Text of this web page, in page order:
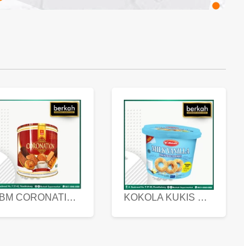
UBM CORONATION ASSORTED BISKUIT KALENG 450 GRAM KOKOLA KUKIS HYGIENIC MILK VANILLA PACK 320 GR